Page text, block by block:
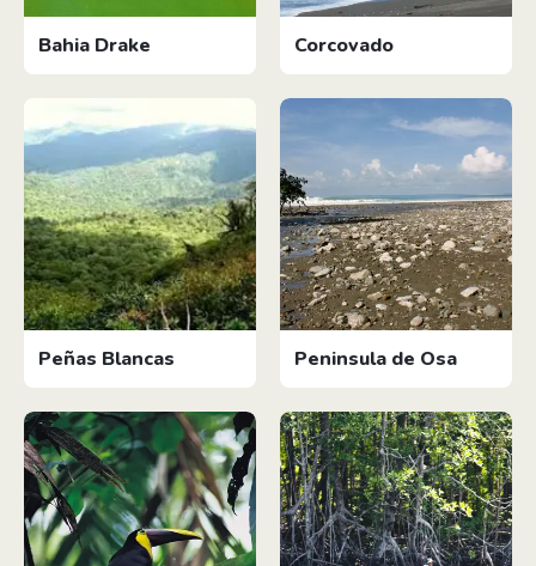
Bahia Drake Corcovado
Peñas Blancas Peninsula de Osa